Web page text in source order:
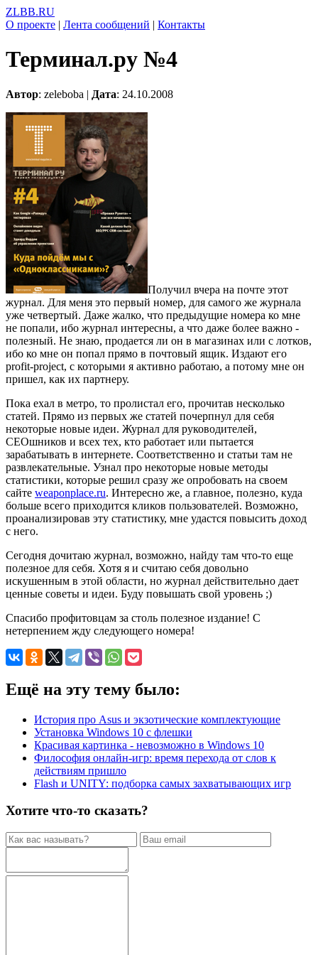
ZLBB.RU
О проекте | Лента сообщений | Контакты
Терминал.ру №4
Автор: zeleboba | Дата: 24.10.2008
Получил вчера на почте этот
журнал. Для меня это первый номер, для самого же журнала
уже четвертый. Даже жалко, что предыдущие номера ко мне
не попали, ибо журнал интересны, а что даже более важно -
полезный. Не знаю, продается ли он в магазинах или с лотков,
ибо ко мне он попал прямо в почтовый ящик. Издают его
profit-project, с которыми я активно работаю, а потому мне он
пришел, как их партнеру.
Пока ехал в метро, то пролистал его, прочитав несколько
статей. Прямо из первых же статей почерпнул для себя
некоторые новые идеи. Журнал для руководителей,
СЕОшников и всех тех, кто работает или пытается
зарабатывать в интернете. Соответственно и статьи там не
развлекательные. Узнал про некоторые новые методы
статистики, которые решил сразу же опробовать на своем
сайте weaponplace.ru. Интересно же, а главное, полезно, куда
больше всего приходится кликов пользователей. Возможно,
проанализировав эту статистику, мне удастся повысить доход
с него.
Сегодня дочитаю журнал, возможно, найду там что-то еще
полезное для себя. Хотя я и считаю себя довольно
искушенным в этой области, но журнал действительно дает
ценные советы и идеи. Буду повышать свой уровень ;)
Спасибо профитовцам за столь полезное издание! С
нетерпением жду следующего номера!
Ещё на эту тему было:
История про Asus и экзотические комплектующие
Установка Windows 10 с флешки
Красивая картинка - невозможно в Windows 10
Философия онлайн-игр: время перехода от слов к
действиям пришло
Flash и UNITY: подборка самых захватывающих игр
Хотите что-то сказать?